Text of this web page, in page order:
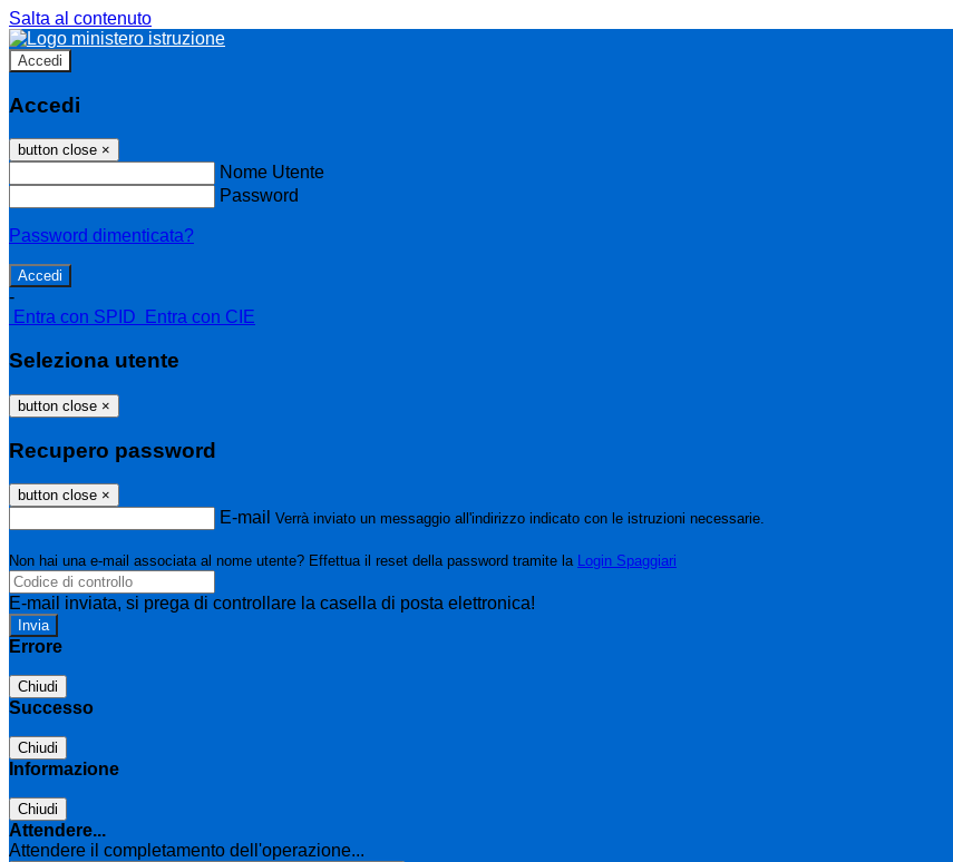
Salta al contenuto
Accedi
Accedi
button close ×
Nome Utente
Password
Password dimenticata?
-
Entra con SPID
Entra con CIE
Seleziona utente
button close ×
Recupero password
button close ×
E-mail Verrà inviato un messaggio all'indirizzo indicato con le istruzioni necessarie.
Non hai una e-mail associata al nome utente? Effettua il reset della password tramite la Login Spaggiari
E-mail inviata, si prega di controllare la casella di posta elettronica!
Errore
Chiudi
Successo
Chiudi
Informazione
Chiudi
Attendere...
Attendere il completamento dell'operazione...